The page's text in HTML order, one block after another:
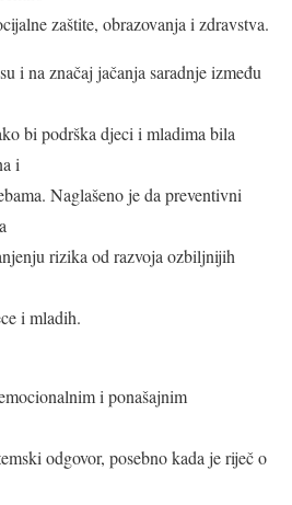
zaštite, obrazovanja i zdravstva.
i na značaj jačanja saradnje između
bi podrška djeci i mladima bila
i
Naglašeno je da preventivni
rizika od razvoja ozbiljnijih
i mladih.
i ponašajnim
odgovor, posebno kada je riječ o